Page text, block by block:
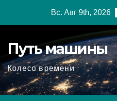
Вс. Авг 9th, 2026
Путь машины
Колесо времени